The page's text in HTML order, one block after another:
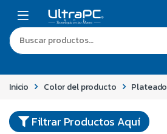
Inicio Color del producto Plateado
Filtrar Productos Aquí